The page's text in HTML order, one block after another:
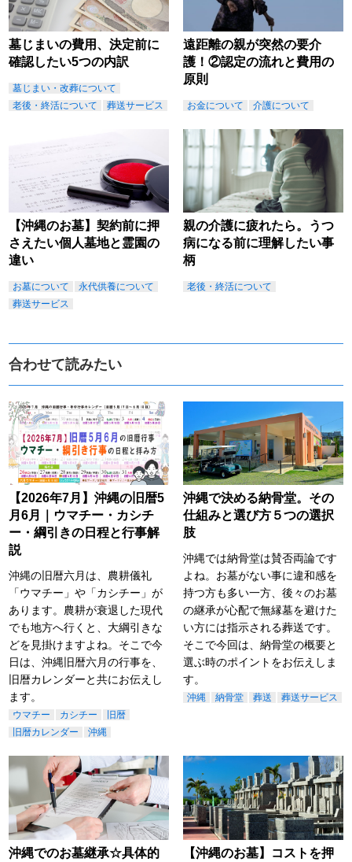
墓じまいの費用、決定前に
確認したい5つの内訳
墓じまい・改葬について
老後・終活について
葬送サービス
遠距離の親が突然の要介
護！②認定の流れと費用の
原則
お金について 介護について
【沖縄のお墓】契約前に押
さえたい個人墓地と霊園の
違い
お墓について
永代供養について
葬送サービス
親の介護に疲れたら。うつ
病になる前に理解したい事
柄
老後・終活について
合わせて読みたい
【2026年7月】沖縄の旧暦5
月6月｜ウマチー・カシチ
ー・綱引きの日程と行事解
説
沖縄の旧暦六月は、農耕儀礼
「ウマチー」や「カシチー」が
あります。農耕が衰退した現代
でも地方へ行くと、大綱引きな
どを見掛けますよね。そこで今
日は、沖縄旧暦六月の行事を、
旧暦カレンダーと共にお伝えし
ます。
ウマチー カシチー
旧暦
旧暦カレンダー
沖縄
沖縄で決める納骨堂。その
仕組みと選び方５つの選択
肢
沖縄では納骨堂は賛否両論です
よね。お墓がない事に違和感を
持つ方も多い一方、後々のお墓
の継承が心配で無縁墓を避けた
い方には指示される葬送です。
そこで今回は、納骨堂の概要と
選ぶ時のポイントをお伝えしま
す。
沖縄 納骨堂 葬送 葬送サービス
沖縄でのお墓継承☆具体的
【沖縄のお墓】コストを押